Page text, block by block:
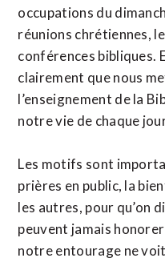
occupations du
réunions chrétiennes,
conférences bibliques.
clairement que nous
l’enseignement de la
notre vie de chaque
Les motifs sont
prières en public, la
les autres, pour qu’on
peuvent jamais
notre entourage ne voit